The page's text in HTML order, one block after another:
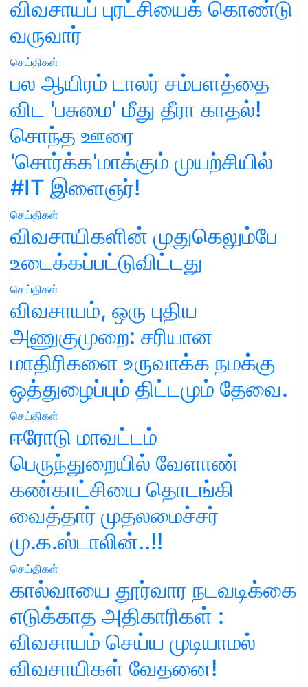
விவசாயப் புரட்சியைக் கொண்டு
வருவார்
செய்திகள்
பல ஆயிரம் டாலர் சம்பளத்தை
விட 'பசுமை' மீது தீரா காதல்!
சொந்த ஊரை
'சொர்க்க'மாக்கும் முயற்சியில்
#IT இளைஞர்!
செய்திகள்
விவசாயிகளின் முதுகெலும்பே
உடைக்கப்பட்டுவிட்டது
செய்திகள்
விவசாயம், ஒரு புதிய
அணுகுமுறை: சரியான
மாதிரிகளை உருவாக்க நமக்கு
ஒத்துழைப்பும் திட்டமும் தேவை.
செய்திகள்
ஈரோடு மாவட்டம்
பெருந்துறையில் வேளாண்
கண்காட்சியை தொடங்கி
வைத்தார் முதலமைச்சர்
மு.க.ஸ்டாலின்..!!
செய்திகள்
கால்வாயை தூர்வார நடவடிக்கை
எடுக்காத அதிகாரிகள் :
விவசாயம் செய்ய முடியாமல்
விவசாயிகள் வேதனை!